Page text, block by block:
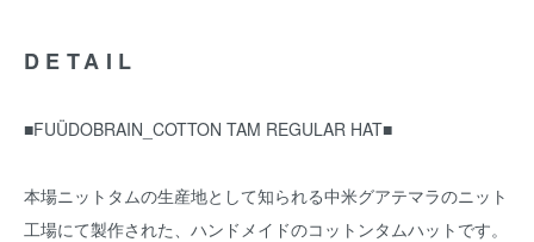
DETAIL
■FUÜDOBRAIN_COTTON TAM REGULAR HAT■
本場ニットタムの生産地として知られる中米グアテマラのニット
工場にて製作された、ハンドメイドのコットンタムハットです。